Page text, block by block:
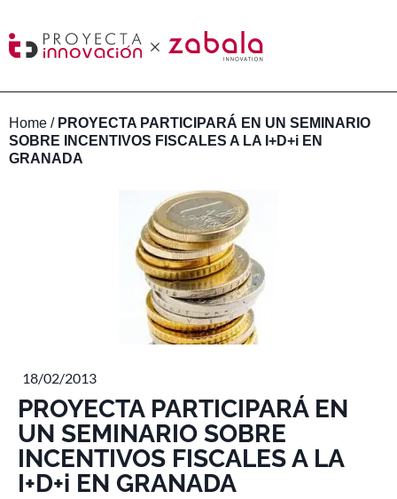
Home / PROYECTA PARTICIPARÁ EN UN SEMINARIO
SOBRE INCENTIVOS FISCALES A LA I+D+i EN
GRANADA
18/02/2013
PROYECTA PARTICIPARÁ EN
UN SEMINARIO SOBRE
INCENTIVOS FISCALES A LA
I+D+i EN GRANADA